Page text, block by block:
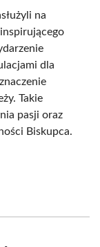
na
dla
Takie
pasji oraz
Biskupca.